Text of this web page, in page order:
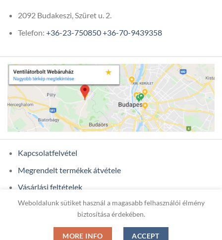
2092 Budakeszi, Szüret u. 2.
Telefon: +36-23-750850+36-70-9439358
Kapcsolatfelvétel
Megrendelt termékek átvétele
Vásárlási feltételek
Ügyfél adatok
Weboldalunk sütiket használ a magasabb felhasználói élmény
biztosítása érdekében.
MORE INFO ACCEPT